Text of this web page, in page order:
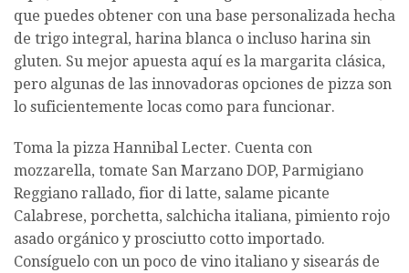
que puedes obtener con una base personalizada hecha
de trigo integral, harina blanca o incluso harina sin
gluten. Su mejor apuesta aquí es la margarita clásica,
pero algunas de las innovadoras opciones de pizza son
lo suficientemente locas como para funcionar.
Toma la pizza Hannibal Lecter. Cuenta con
mozzarella, tomate San Marzano DOP, Parmigiano
Reggiano rallado, fior di latte, salame picante
Calabrese, porchetta, salchicha italiana, pimiento rojo
asado orgánico y prosciutto cotto importado.
Consíguelo con un poco de vino italiano y sisearás de